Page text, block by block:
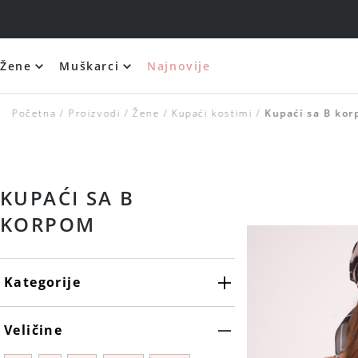
Žene Muškarci Najnovije
Kupaći sa B
Kupaći kostimi
Žene
Proizvodi
Početna
KUPAĆI SA B
KORPOM
Kategorije
Veličine